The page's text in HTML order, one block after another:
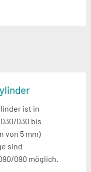
ist in
030/030 bis
von 5 mm)
sind
090 möglich.